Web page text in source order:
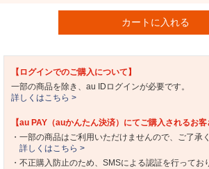
カートに入れる
【ログインでのご購入について】
一部の商品を除き、au IDログインが必要です。
詳しくはこちら >
【au PAY（auかんたん決済）にてご購入されるお客
・一部の商品はご利用いただけませんので、ご了承
詳しくはこちら >
・不正購入防止のため、SMSによる認証を行ってお